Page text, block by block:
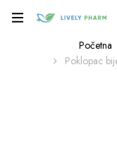
Početna
Poklopac